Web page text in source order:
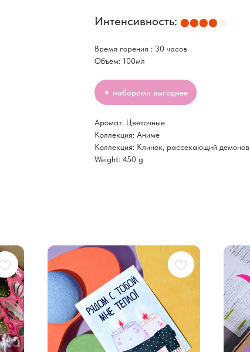
Интенсивность: ⬤⬤⬤⬤
Время горения : 30 часов
Объем: 100мл
✦ наборами выгоднее
Аромат: Цветочные
Коллекция: Аниме
Коллекция: Клинок, рассекающий демонов
Weight: 450 g